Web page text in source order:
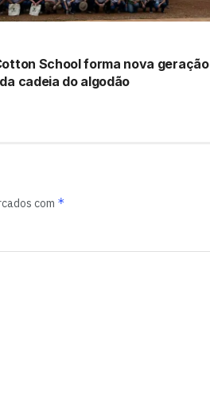
School forma nova geração
cadeia do algodão
com *